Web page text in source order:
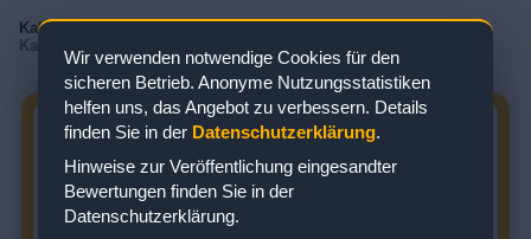
Kabinenbewertungen
Kabine 4243
AIDACOSMA KABINE 4243:
BEWERTUNG ZUR
MEERBLICKKABINE
Wir verwenden notwendige Cookies für den
sicheren Betrieb. Anonyme Nutzungsstatistiken
helfen uns, das Angebot zu verbessern. Details
finden Sie in der Datenschutzerklärung.
Hinweise zur Veröffentlichung eingesandter
Bewertungen finden Sie in der
Datenschutzerklärung.